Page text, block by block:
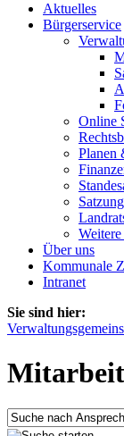
Aktuelles
Bürgerservice
Online
Planen
Über uns
Kommunale
Intranet
Sie sind hier: